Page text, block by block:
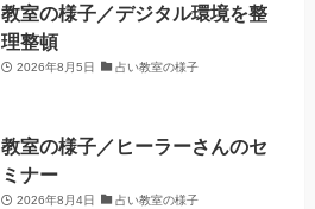
教室の様子／デジタル環境を整
理整頓
2026年8月5日 占い教室の様子
教室の様子／ヒーラーさんのセ
ミナー
2026年8月4日 占い教室の様子